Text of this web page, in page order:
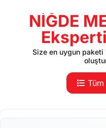
NİĞDE
Size en uygun
Tüm